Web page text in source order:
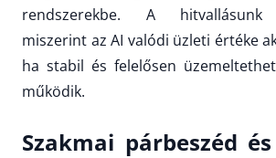
rendszerekbe. A hitvallásunk
miszerint az AI valódi üzleti értéke
ha stabil és felelősen
működik.
Szakmai párbeszéd